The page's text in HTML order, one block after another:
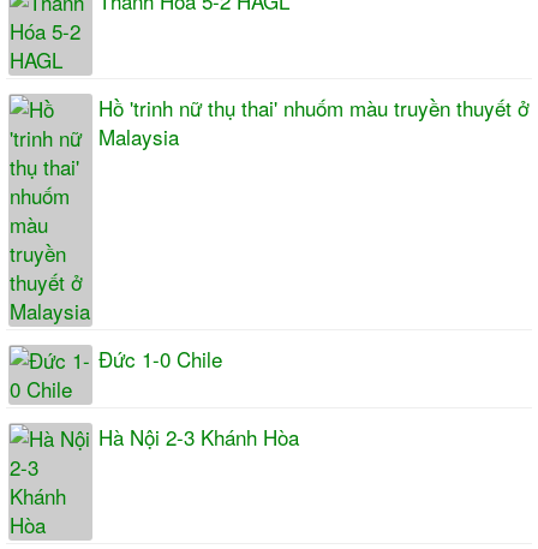
Hồ 'trinh nữ thụ thai' nhuốm màu truyền thuyết ở
Malaysia
Đức 1-0 Chile
Hà Nội 2-3 Khánh Hòa